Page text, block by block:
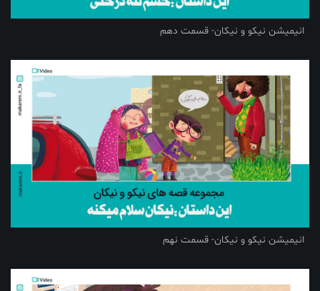
انیمیشن نیکو و نیکان- قسمت دهم
انیمیشن نیکو و نیکان- قسمت نهم